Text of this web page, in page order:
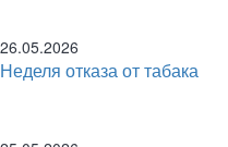
26.05.2026
Неделя отказа от табака